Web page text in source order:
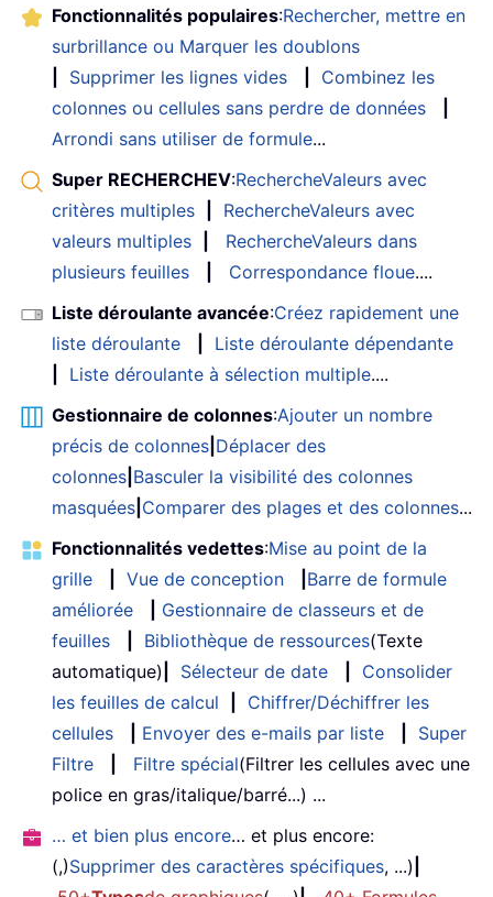
Fonctionnalités populaires:Rechercher, mettre en
surbrillance ou Marquer les doublons
Supprimer les lignes vides
Combinez les
colonnes ou cellules sans perdre de données
Arrondi sans utiliser de formule...
Super RECHERCHEV:RechercheValeurs avec
critères multiples
RechercheValeurs avec
valeurs multiples
RechercheValeurs dans
plusieurs feuilles
Correspondance floue....
Liste déroulante avancée:Créez rapidement une
liste déroulante
Liste déroulante dépendante
Liste déroulante à sélection multiple....
Gestionnaire de colonnes:Ajouter un nombre
précis de colonnes Déplacer des
colonnes Basculer la visibilité des colonnes
masquées Comparer des plages et des colonnes...
Fonctionnalités vedettes:Mise au point de la
grille
Vue de conception
Barre de formule
améliorée
Gestionnaire de classeurs et de
feuilles
Bibliothèque de ressources(Texte
automatique)
Sélecteur de date
Consolider
les feuilles de calcul
Chiffrer/Déchiffrer les
cellules
Envoyer des e-mails par liste
Super
Filtre
Filtre spécial(Filtrer les cellules avec une
police en gras/italique/barré...) ...
… et bien plus encore… et plus encore:
(,)Supprimer des caractères spécifiques, ...)